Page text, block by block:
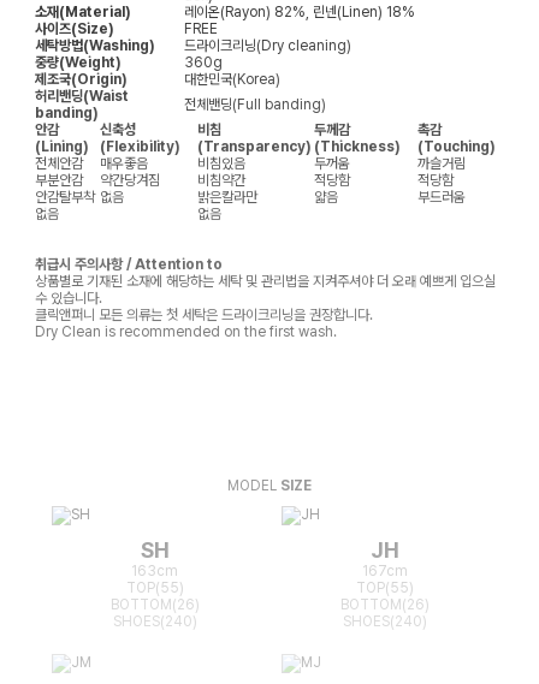
소재(Material)
레이온(Rayon) 82%, 린넨(Linen) 18%
사이즈(Size)
FREE
세탁방법(Washing)
드라이크리닝(Dry cleaning)
중량(Weight)
360g
제조국(Origin)
대한민국(Korea)
허리밴딩(Waist
banding)
전체밴딩(Full banding)
안감
(Lining)
신축성
(Flexibility)
비침
(Transparency)
두께감
(Thickness)
촉감
(Touching)
전체안감
매우좋음 비침있음 두꺼움
까슬거림
부분안감
약간당겨짐 비침약간 적당함
적당함
안감탈부착 없음 밝은칼라만 얇음
부드러움
없음
없음
취급시 주의사항 / Attention to
상품별로 기재된 소재에 해당하는 세탁 및 관리법을 지켜주셔야 더 오래 예쁘게 입으실
수 있습니다.
클릭앤퍼니 모든 의류는 첫 세탁은 드라이크리닝을 권장합니다.
Dry Clean is recommended on the first wash.
MODEL SIZE
SH
163cm
TOP(55)
BOTTOM(26)
SHOES(240)
JH
167cm
TOP(55)
BOTTOM(26)
SHOES(240)